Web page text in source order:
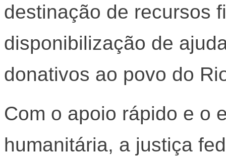
destinação de recursos
disponibilização de
donativos ao povo do
Com o apoio rápido e o
humanitária, a justiça